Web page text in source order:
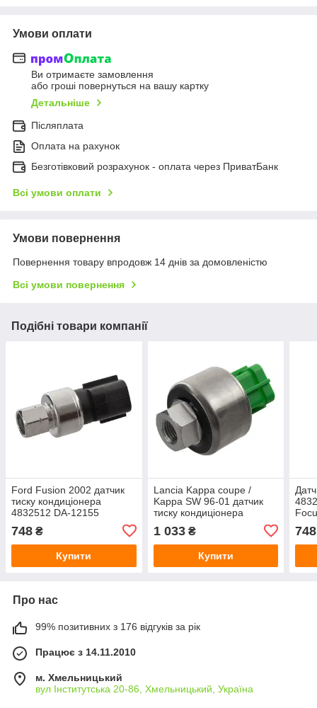
Умови оплати
Ви отримаєте замовлення
або гроші повернуться на вашу картку
Детальніше
Післяплата
Оплата на рахунок
Безготівковий розрахунок - оплата через ПриватБанк
Всі умови оплати
Умови повернення
Повернення товару впродовж 14 днів за домовленістю
Всі умови повернення
Подібні товари компанії
Ford Fusion 2002 датчик
тиску кондиціонера
4832512 DA-12155
748 ₴
Купити
Lancia Kappa coupe /
Kappa SW 96-01 датчик
тиску кондиціонера
1 033₴
Купити
748
Про нас
99% позитивних з 176 відгуків за рік
Працює з 14.11.2010
м. Хмельницький
вул Інститутська 20-86, Хмельницький, Україна